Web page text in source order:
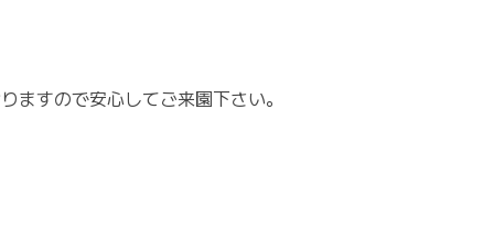
ますので安心してご来園下さい。